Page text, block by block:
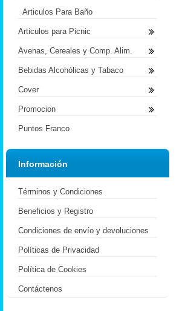
Articulos Para Baño
Articulos para Picnic
Avenas, Cereales y Comp. Alim.
Bebidas Alcohólicas y Tabaco
Cover
Promocion
Puntos Franco
Información
Términos y Condiciones
Beneficios y Registro
Condiciones de envío y devoluciones
Políticas de Privacidad
Política de Cookies
Contáctenos